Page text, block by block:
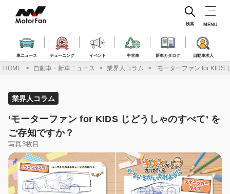
ス
車ニュース チューニング イベント 中古車 新車カタログ 自動車求人
検索 MENU
HOME 自動車・新車ニュース 業界人コラム ‘モーターファン for KIDS
業界人コラム
‘モーターファン for KIDS じどうしゃのすべて’ を
ご存知ですか？
写真3枚目